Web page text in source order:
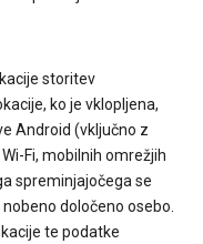
storitev
ko je vklopljena,
Android (vključno z
Fi, mobilnih omrežjih
spreminjajočega se
določeno osebo.
te podatke